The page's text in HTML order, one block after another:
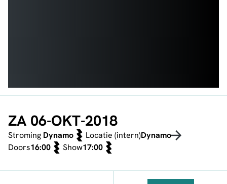
ZA 06-OKT-2018
Stroming Dynamo Locatie (intern)Dynamo
Doors16:00 Show17:00